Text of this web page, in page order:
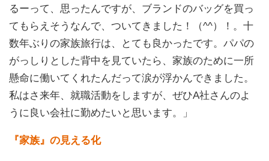
るーって、思ったんですが、ブランドのバッグを買っ
てもらえそうなんで、ついてきました！（^^）！。十
数年ぶりの家族旅行は、とても良かったです。パパの
がっしりとした背中を見ていたら、家族のために一所
懸命に働いてくれたんだって涙が浮かんできました。
私はさ来年、就職活動をしますが、ぜひA社さんのよ
うに良い会社に勤めたいと思います。」
『家族』の見える化